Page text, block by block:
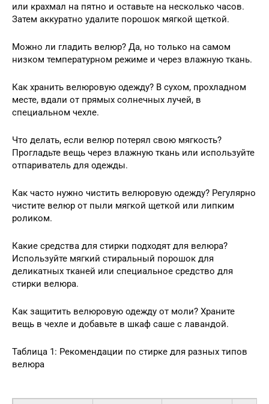
или крахмал на пятно и оставьте на несколько часов.
Затем аккуратно удалите порошок мягкой щеткой.
Можно ли гладить велюр? Да, но только на самом
низком температурном режиме и через влажную ткань.
Как хранить велюровую одежду? В сухом, прохладном
месте, вдали от прямых солнечных лучей, в
специальном чехле.
Что делать, если велюр потерял свою мягкость?
Прогладьте вещь через влажную ткань или используйте
отпариватель для одежды.
Как часто нужно чистить велюровую одежду? Регулярно
чистите велюр от пыли мягкой щеткой или липким
роликом.
Какие средства для стирки подходят для велюра?
Используйте мягкий стиральный порошок для
деликатных тканей или специальное средство для
стирки велюра.
Как защитить велюровую одежду от моли? Храните
вещь в чехле и добавьте в шкаф саше с лавандой.
Таблица 1: Рекомендации по стирке для разных типов
велюра